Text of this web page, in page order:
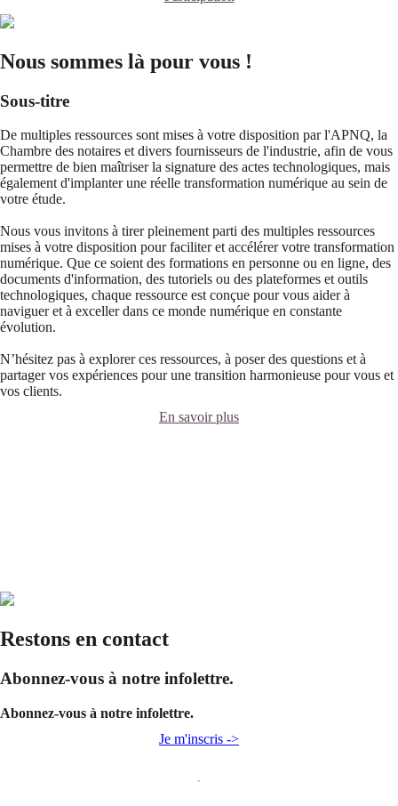
Nous sommes là pour vous !
Sous-titre
De multiples ressources sont mises à votre disposition par l'APNQ, la
Chambre des notaires et divers fournisseurs de l'industrie, afin de vous
permettre de bien maîtriser la signature des actes technologiques, mais
également d'implanter une réelle transformation numérique au sein de
votre étude.
Nous vous invitons à tirer pleinement parti des multiples ressources
mises à votre disposition pour faciliter et accélérer votre transformation
numérique. Que ce soient des formations en personne ou en ligne, des
documents d'information, des tutoriels ou des plateformes et outils
technologiques, chaque ressource est conçue pour vous aider à
naviguer et à exceller dans ce monde numérique en constante
évolution.
N’hésitez pas à explorer ces ressources, à poser des questions et à
partager vos expériences pour une transition harmonieuse pour vous et
vos clients.
En savoir plus
Restons en contact
Abonnez-vous à notre infolettre.
Abonnez-vous à notre infolettre.
Je m'inscris ->